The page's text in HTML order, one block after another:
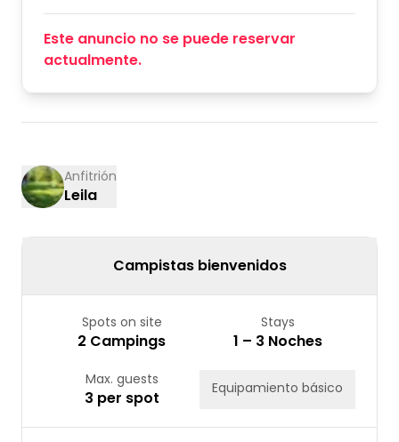
Select language
Este anuncio no se puede reservar
actualmente.
Anfitrión
Leila
Campistas bienvenidos
Spots on site
2 Campings
Stays
1 – 3 Noches
Max. guests
3 per spot Equipamiento básico